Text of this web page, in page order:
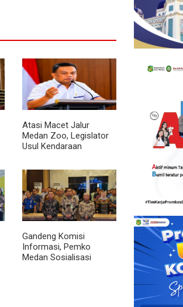
Atasi Macet Jalur
Medan Zoo, Legislator
Usul Kendaraan
Jalur Royal Sumatera
Gandeng Komisi
Informasi, Pemko
Medan Sosialisasi